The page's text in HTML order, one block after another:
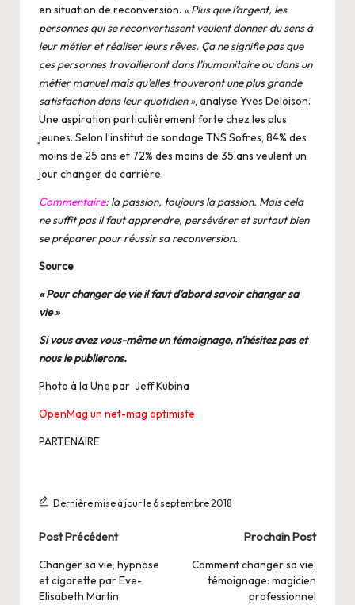
en situation de reconversion. « Plus que l’argent, les
personnes qui se reconvertissent veulent donner du sens à
leur métier et réaliser leurs rêves. Ça ne signifie pas que
ces personnes travailleront dans l’humanitaire ou dans un
métier manuel mais qu’elles trouveront une plus grande
satisfaction dans leur quotidien », analyse Yves Deloison.
Une aspiration particulièrement forte chez les plus
jeunes. Selon l’institut de sondage TNS Sofres, 84% des
moins de 25 ans et 72% des moins de 35 ans veulent un
jour changer de carrière.
Commentaire: la passion, toujours la passion. Mais cela
ne suffit pas il faut apprendre, persévérer et surtout bien
se préparer pour réussir sa reconversion.
Source
« Pour changer de vie il faut d’abord savoir changer sa
vie »
Si vous avez vous-même un témoignage, n’hésitez pas et
nous le publierons.
Photo à la Une par Jeff Kubina
OpenMag un net-mag optimiste
PARTENAIRE
Dernière mise à jour le 6 septembre 2018
Post
navigation
Post Précédent
Changer sa vie, hypnose
et cigarette par Eve-
Elisabeth Martin
Prochain Post
Comment changer sa vie,
témoignage: magicien
professionnel